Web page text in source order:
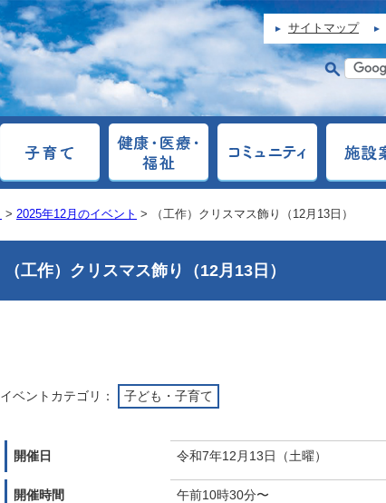
サイトマップ
> 2025年12月のイベント > （工作）クリスマス飾り（12月13日）
（工作）クリスマス飾り（12月13日）
イベントカテゴリ： 子ども・子育て
開催日 令和7年12月13日（土曜）
開催時間 午前10時30分〜